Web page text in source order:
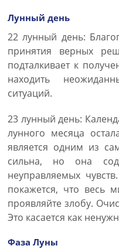
Лунный день
22 лунный день:
принятия верных
подталкивает к
находить
ситуаций.
23 лунный день:
лунного месяца
является одним из
сильна, но она
неуправляемых
покажется, что весь
проявляйте злобу.
Это касается как
Фаза Луны